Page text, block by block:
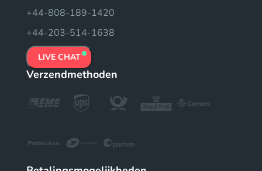
+44-808-189-1420
+44-203-514-1638
LIVE CHAT
Verzendmethoden